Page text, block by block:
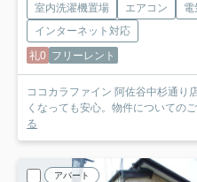
室内洗濯機置場 エアコン 電
インターネット対応
礼0 フリーレント
ココカラファイン 阿佐谷中杉通り
くなっても安心。物件についての
る
アパート